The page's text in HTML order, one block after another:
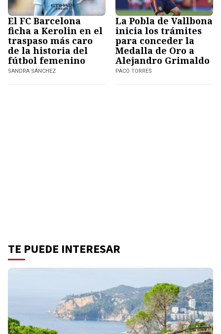
El FC Barcelona
ficha a Kerolin en el
traspaso más caro
de la historia del
fútbol femenino
SANDRA SÁNCHEZ
La Pobla de Vallbona
inicia los trámites
para conceder la
Medalla de Oro a
Alejandro Grimaldo
PACO TORRES
TE PUEDE INTERESAR